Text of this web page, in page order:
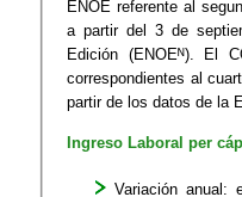
ENOE referente al
a partir del 3 de
Edición (ENOEᴺ). El
correspondientes al
partir de los datos de la
Ingreso Laboral per
Variación anual: